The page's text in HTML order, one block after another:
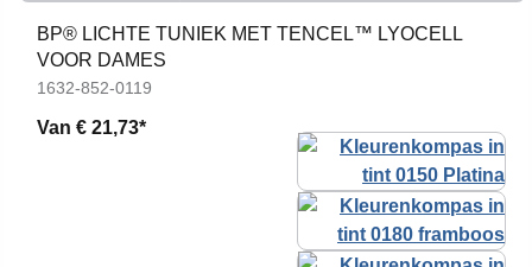
BP® LICHTE TUNIEK MET TENCEL™ LYOCELL
VOOR DAMES
1632-852-0119
Van € 21,73*